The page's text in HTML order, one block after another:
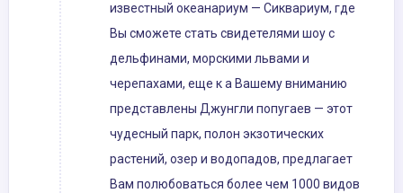
известный океанариум — Сиквариум, где
Вы сможете стать свидетелями шоу с
дельфинами, морскими львами и
черепахами, еще к а Вашему вниманию
представлены Джунгли попугаев — этот
чудесный парк, полон экзотических
растений, озер и водопадов, предлагает
Вам полюбоваться более чем 1000 видов